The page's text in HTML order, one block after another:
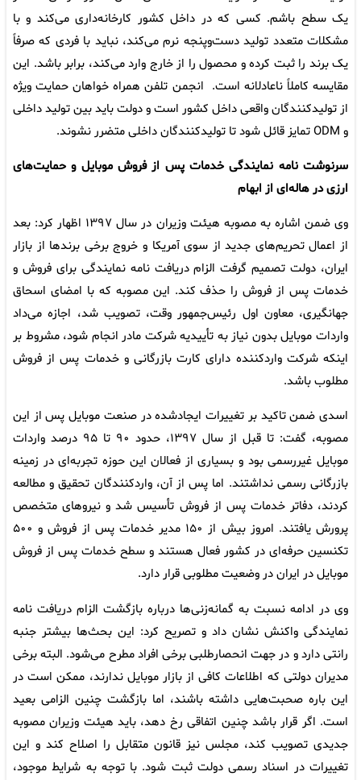
یک سطح باشم. کسی که در داخل کشور کارخانه‌داری می‌کند و با
مشکلات متعدد تولید دست‌وپنجه نرم می‌کند، نباید با فردی که صرفاً
یک برند را ثبت کرده و محصول را از خارج وارد می‌کند، برابر باشد. این
مقایسه کاملاً ناعادلانه است. انجمن تلفن همراه خواهان حمایت ویژه
از تولیدکنندگان واقعی داخل کشور است و دولت باید بین تولید داخلی
و ODM تمایز قائل شود تا تولیدکنندگان داخلی متضرر نشوند.
سرنوشت نامه نمایندگی خدمات پس از فروش موبایل و حمایت‌های
ارزی در هاله‌ای از ابهام
وی ضمن اشاره به مصوبه هیئت وزیران در سال ۱۳۹۷ اظهار کرد: بعد
از اعمال تحریم‌های جدید از سوی آمریکا و خروج برخی برندها از بازار
ایران، دولت تصمیم گرفت الزام دریافت نامه نمایندگی برای فروش و
خدمات پس از فروش را حذف کند. این مصوبه که با امضای اسحاق
جهانگیری، معاون اول رئیس‌جمهور وقت، تصویب شد، اجازه می‌داد
واردات موبایل بدون نیاز به تأییدیه شرکت مادر انجام شود، مشروط بر
اینکه شرکت واردکننده دارای کارت بازرگانی و خدمات پس از فروش
مطلوب باشد.
اسدی ضمن تاکید بر تغییرات ایجادشده در صنعت موبایل پس از این
مصوبه، گفت: تا قبل از سال ۱۳۹۷، حدود ۹۰ تا ۹۵ درصد واردات
موبایل غیررسمی بود و بسیاری از فعالان این حوزه تجربه‌ای در زمینه
بازرگانی رسمی نداشتند. اما پس از آن، واردکنندگان تحقیق و مطالعه
کردند، دفاتر خدمات پس از فروش تأسیس شد و نیروهای متخصص
پرورش یافتند. امروز بیش از ۱۵۰ مدیر خدمات پس از فروش و ۵۰۰
تکنسین حرفه‌ای در کشور فعال هستند و سطح خدمات پس از فروش
موبایل در ایران در وضعیت مطلوبی قرار دارد.
وی در ادامه نسبت به گمانه‌زنی‌ها درباره بازگشت الزام دریافت نامه
نمایندگی واکنش نشان داد و تصریح کرد: این بحث‌ها بیشتر جنبه
رانتی دارد و در جهت انحصارطلبی برخی افراد مطرح می‌شود. البته برخی
مدیران دولتی که اطلاعات کافی از بازار موبایل ندارند، ممکن است در
این باره صحبت‌هایی داشته باشند، اما بازگشت چنین الزامی بعید
است. اگر قرار باشد چنین اتفاقی رخ دهد، باید هیئت وزیران مصوبه
جدیدی تصویب کند، مجلس نیز قانون متقابل را اصلاح کند و این
تغییرات در اسناد رسمی دولت ثبت شود. با توجه به شرایط موجود،